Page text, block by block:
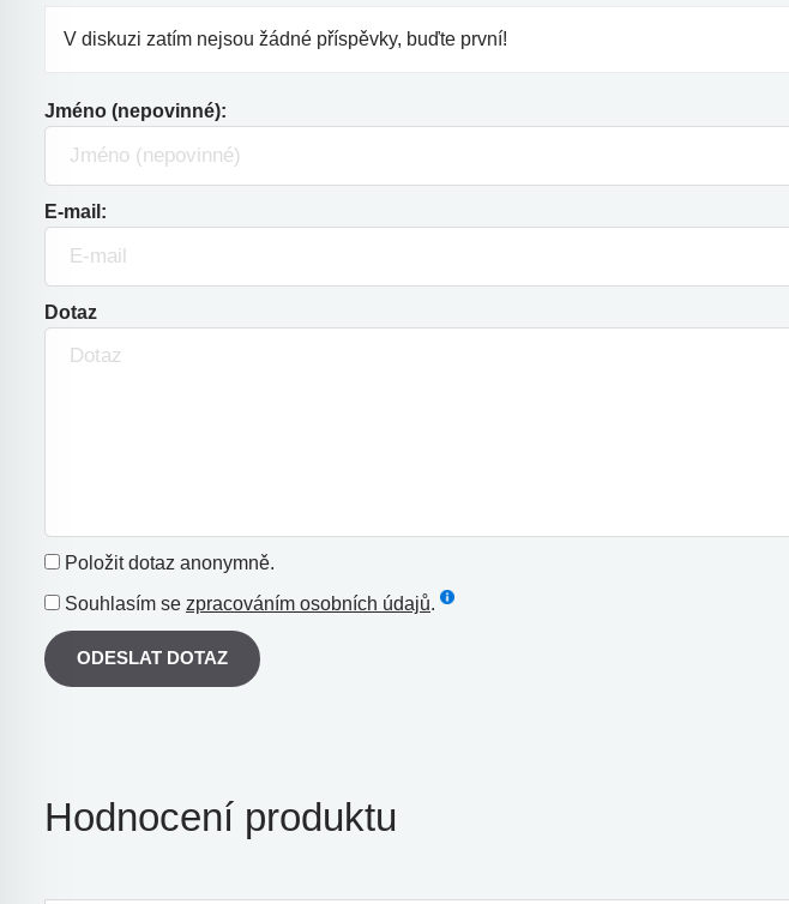
V diskuzi zatím nejsou žádné příspěvky, buďte první!
Jméno (nepovinné):
E-mail:
Dotaz
Položit dotaz anonymně.
Souhlasím se zpracováním osobních údajů.
ODESLAT DOTAZ
Hodnocení produktu